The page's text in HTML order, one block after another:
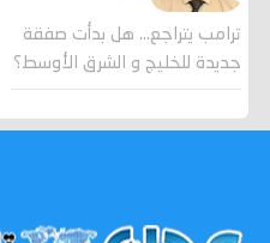
ترامب يتراجع... هل بدأت صفقة
جديدة للخليج و الشرق الأوسط؟